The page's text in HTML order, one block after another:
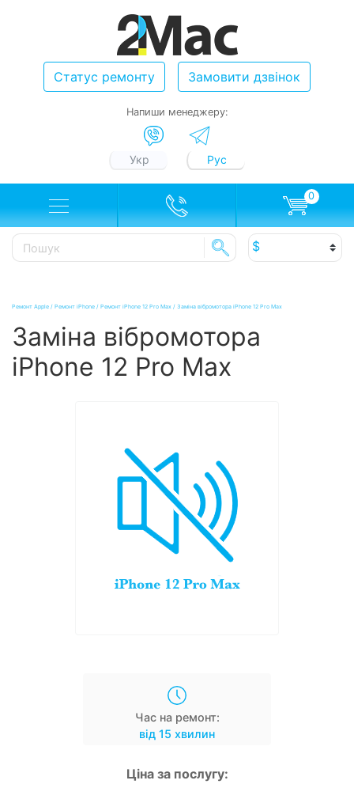
Статус ремонту Замовити дзвінок
Напиши менеджеру:
Укр Рус
0
Ремонт Apple / Ремонт iPhone / Ремонт iPhone 12 Pro Max / Заміна вібромотора iPhone 12 Pro Max
Заміна вібромотора
iPhone 12 Pro Max
Час на ремонт:
від 15 хвилин
Ціна за послугу: